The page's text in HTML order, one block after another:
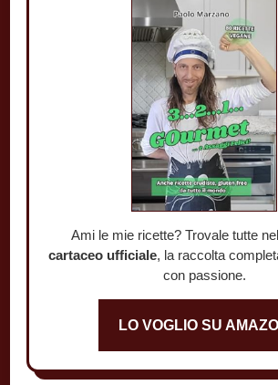
Ami le mie ricette? Trovale tutte
cartaceo ufficiale, la raccolta
con passione.
LO VOGLIO SU